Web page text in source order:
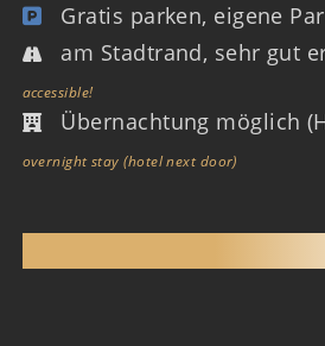
Gratis parken, eigene
am Stadtrand, sehr gut
accessible!
Übernachtung möglich
overnight stay (hotel next door)